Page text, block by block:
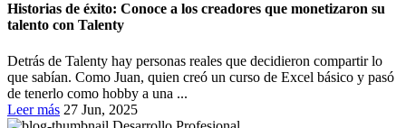
Historias de éxito: Conoce a los creadores que monetizaron su
talento con Talenty
Detrás de Talenty hay personas reales que decidieron compartir lo
que sabían. Como Juan, quien creó un curso de Excel básico y pasó
de tenerlo como hobby a una ...
Leer más 27 Jun, 2025